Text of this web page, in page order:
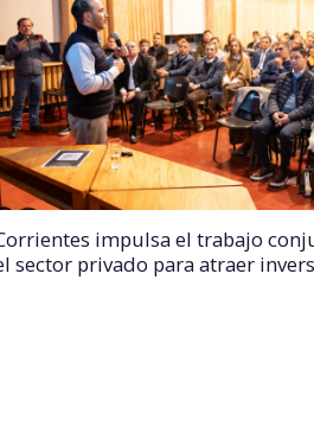
impulsa el trabajo
sector privado para atraer